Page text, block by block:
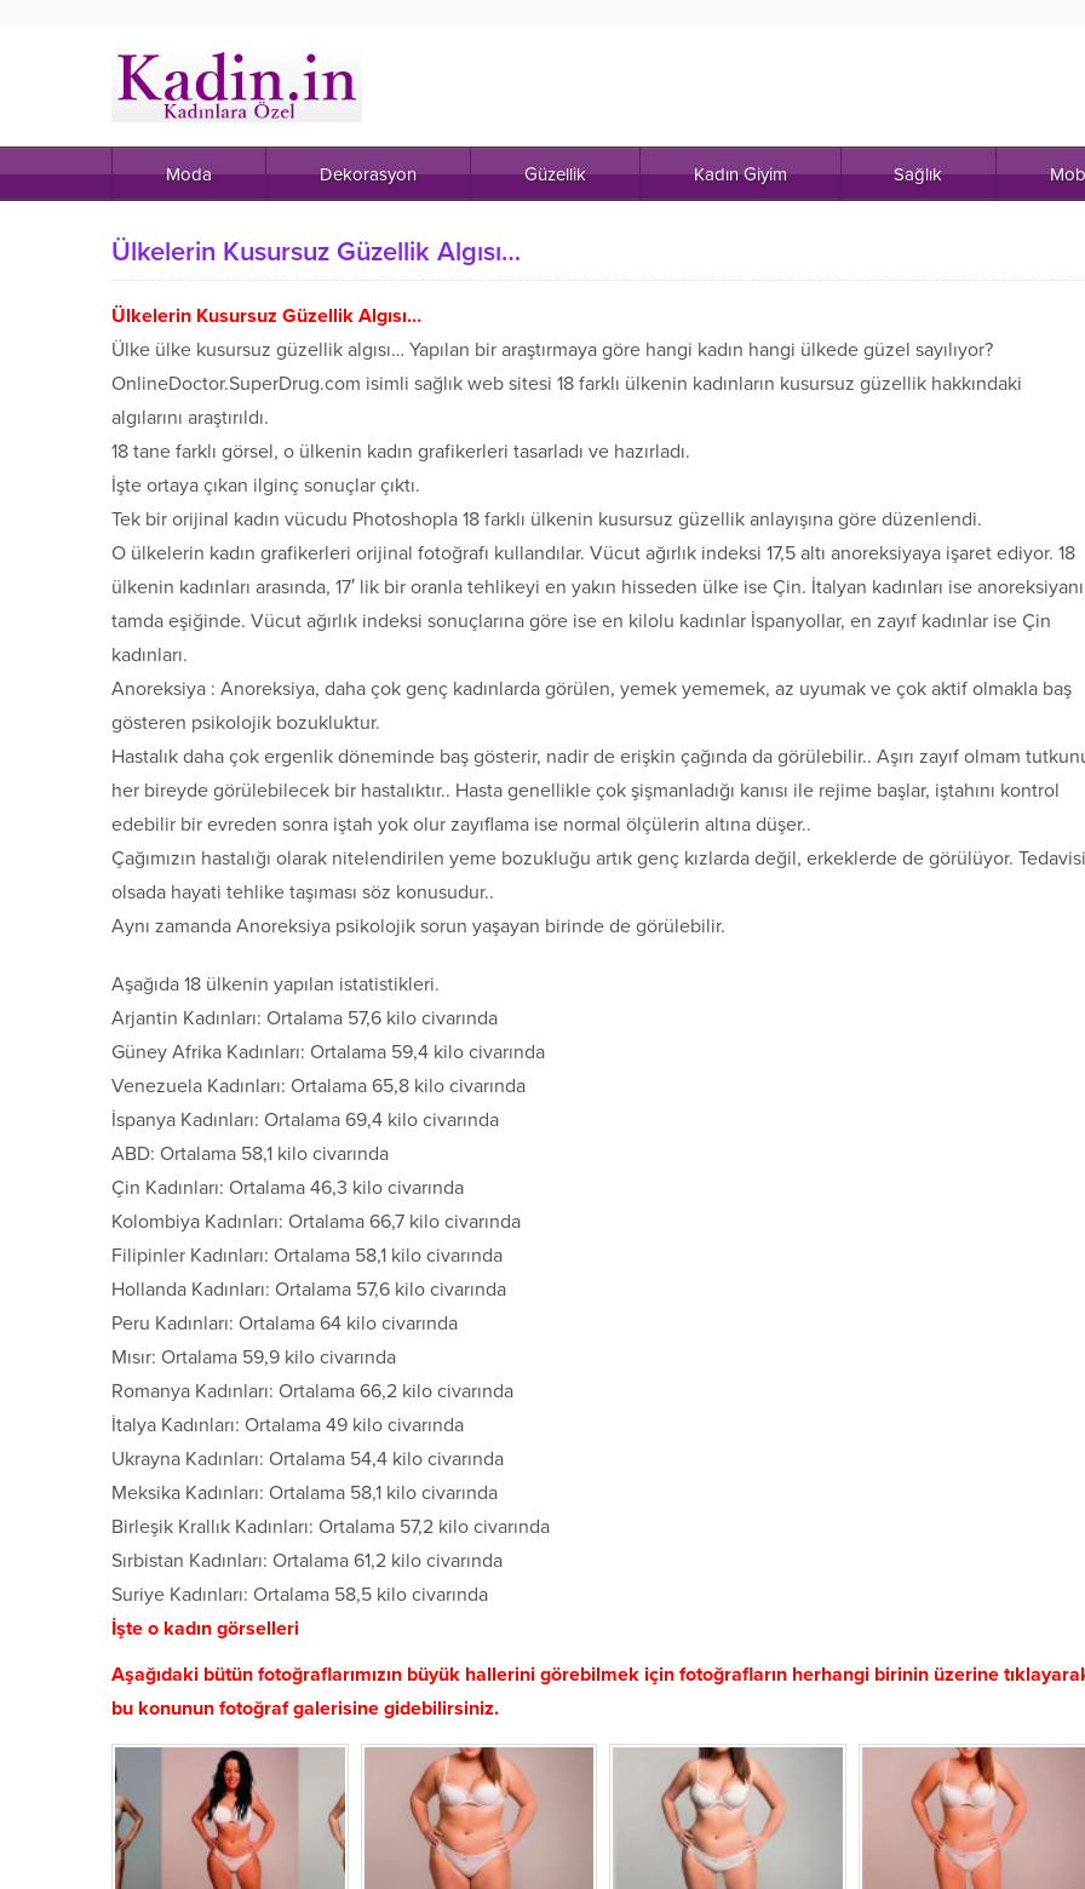
Moda Dekorasyon Güzellik Kadın Giyim Sağlık
Ülkelerin Kusursuz Güzellik Algısı…
Ülkelerin Kusursuz Güzellik Algısı…
Ülke ülke kusursuz güzellik algısı… Yapılan bir araştırmaya göre hangi kadın hangi ülkede güzel sayılıyor?
OnlineDoctor.SuperDrug.com isimli sağlık web sitesi 18 farklı ülkenin kadınların kusursuz güzellik hakkındaki
algılarını araştırıldı.
18 tane farklı görsel, o ülkenin kadın grafikerleri tasarladı ve hazırladı.
İşte ortaya çıkan ilginç sonuçlar çıktı.
Tek bir orijinal kadın vücudu Photoshopla 18 farklı ülkenin kusursuz güzellik anlayışına göre düzenlendi.
O ülkelerin kadın grafikerleri orijinal fotoğrafı kullandılar. Vücut ağırlık indeksi 17,5 altı anoreksiyaya işaret ediyor. 18
ülkenin kadınları arasında, 17′ lik bir oranla tehlikeyi en yakın hisseden ülke ise Çin. İtalyan kadınları ise
tamda eşiğinde. Vücut ağırlık indeksi sonuçlarına göre ise en kilolu kadınlar İspanyollar, en zayıf kadınlar ise Çin
kadınları.
Anoreksiya : Anoreksiya, daha çok genç kadınlarda görülen, yemek yememek, az uyumak ve çok aktif olmakla baş
gösteren psikolojik bozukluktur.
Hastalık daha çok ergenlik döneminde baş gösterir, nadir de erişkin çağında da görülebilir.. Aşırı zayıf olmam
her bireyde görülebilecek bir hastalıktır.. Hasta genellikle çok şişmanladığı kanısı ile rejime başlar, iştahını kontrol
edebilir bir evreden sonra iştah yok olur zayıflama ise normal ölçülerin altına düşer..
Çağımızın hastalığı olarak nitelendirilen yeme bozukluğu artık genç kızlarda değil, erkeklerde de görülüyor. Tedavisi
olsada hayati tehlike taşıması söz konusudur..
Aynı zamanda Anoreksiya psikolojik sorun yaşayan birinde de görülebilir.
Aşağıda 18 ülkenin yapılan istatistikleri.
Arjantin Kadınları: Ortalama 57,6 kilo civarında
Güney Afrika Kadınları: Ortalama 59,4 kilo civarında
Venezuela Kadınları: Ortalama 65,8 kilo civarında
İspanya Kadınları: Ortalama 69,4 kilo civarında
ABD: Ortalama 58,1 kilo civarında
Çin Kadınları: Ortalama 46,3 kilo civarında
Kolombiya Kadınları: Ortalama 66,7 kilo civarında
Filipinler Kadınları: Ortalama 58,1 kilo civarında
Hollanda Kadınları: Ortalama 57,6 kilo civarında
Peru Kadınları: Ortalama 64 kilo civarında
Mısır: Ortalama 59,9 kilo civarında
Romanya Kadınları: Ortalama 66,2 kilo civarında
İtalya Kadınları: Ortalama 49 kilo civarında
Ukrayna Kadınları: Ortalama 54,4 kilo civarında
Meksika Kadınları: Ortalama 58,1 kilo civarında
Birleşik Krallık Kadınları: Ortalama 57,2 kilo civarında
Sırbistan Kadınları: Ortalama 61,2 kilo civarında
Suriye Kadınları: Ortalama 58,5 kilo civarında
İşte o kadın görselleri
Aşağıdaki bütün fotoğraflarımızın büyük hallerini görebilmek için fotoğrafların herhangi birinin üzerine
bu konunun fotoğraf galerisine gidebilirsiniz.